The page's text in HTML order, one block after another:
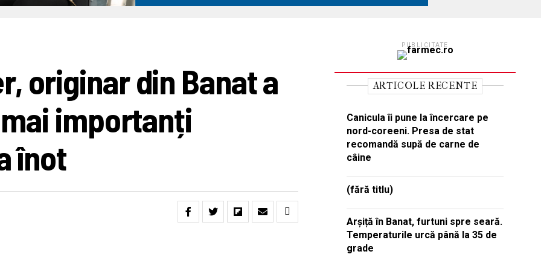
originar din Banat a
importanți
înot
PUBLICITATE
ARTICOLE RECENTE
Canicula îi pune la încercare pe
nord-coreeni. Presa de stat
recomandă supă de carne de
câine
(fără titlu)
Arșiță în Banat, furtuni spre seară.
Temperaturile urcă până la 35 de
grade